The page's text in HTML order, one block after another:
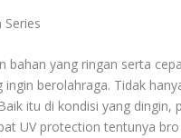
Series
bahan yang ringan serta
ingin berolahraga. Tidak
itu di kondisi yang
UV protection tentunya